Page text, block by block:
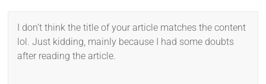
I don’t think the title of your article matches the content
lol. Just kidding, mainly because I had some doubts
after reading the article.